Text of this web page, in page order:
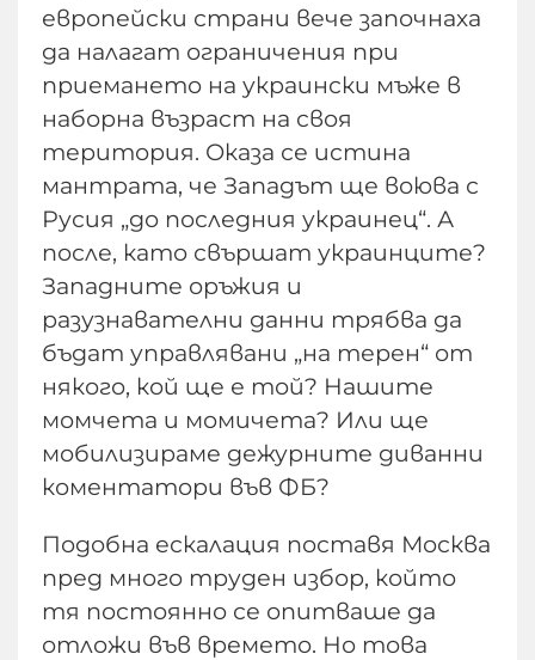
европейски страни вече започнаха
да налагат ограничения при
приемането на украински мъже в
наборна възраст на своя
територия. Оказа се истина
мантрата, че Западът ще воюва с
Русия „до последния украинец“. А
после, като свършат украинците?
Западните оръжия и
разузнавателни данни трябва да
бъдат управлявани „на терен“ от
някого, кой ще е той? Нашите
момчета и момичета? Или ще
мобилизираме дежурните диванни
коментатори във ФБ?
Подобна ескалация поставя Москва
пред много труден избор, който
тя постоянно се опитваше да
отложи във времето. Но това